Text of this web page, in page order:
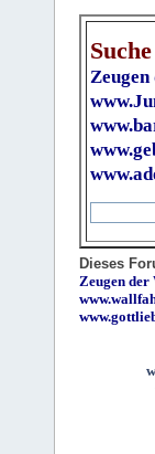
Dieses
Zeugen